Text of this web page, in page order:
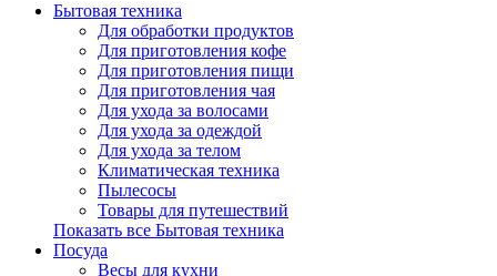
Бытовая техника
Для обработки продуктов
Для приготовления кофе
Для приготовления пищи
Для приготовления чая
Для ухода за волосами
Для ухода за одеждой
Для ухода за телом
Климатическая техника
Пылесосы
Товары для путешествий
Показать все Бытовая техника
Посуда
Весы для кухни